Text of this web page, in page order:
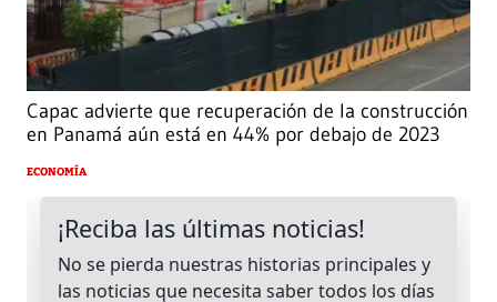
Capac advierte que recuperación de la construcción
en Panamá aún está en 44% por debajo de 2023
ECONOMÍA